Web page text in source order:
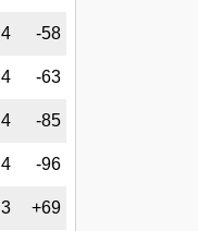
4 -58
4 -63
4 -85
4 -96
3 +69